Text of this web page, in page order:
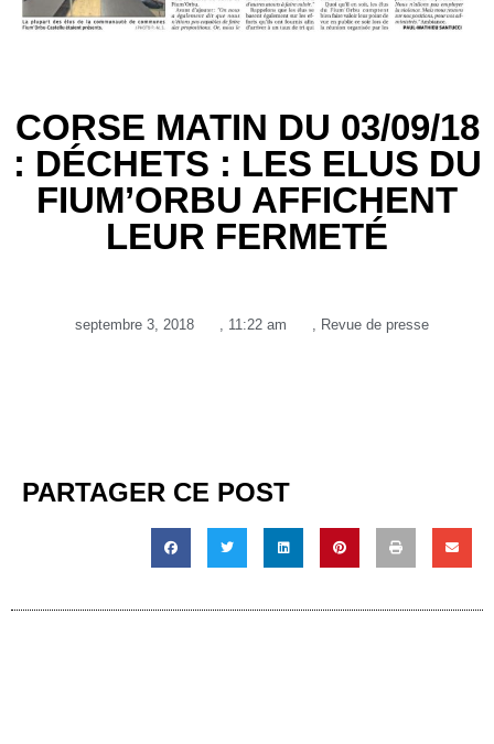
CORSE MATIN DU 03/09/18
: DÉCHETS : LES ELUS DU
FIUM’ORBU AFFICHENT
LEUR FERMETÉ
septembre 3, 2018 11:22 am Revue de presse
PARTAGER CE POST